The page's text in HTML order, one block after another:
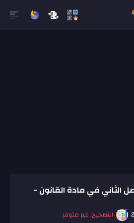
9 - الفصل الثاني في مادة القانون -
التصحيح: غير متوفر